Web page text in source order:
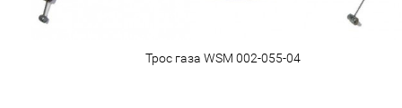
Трос газа WSM 002-055-04